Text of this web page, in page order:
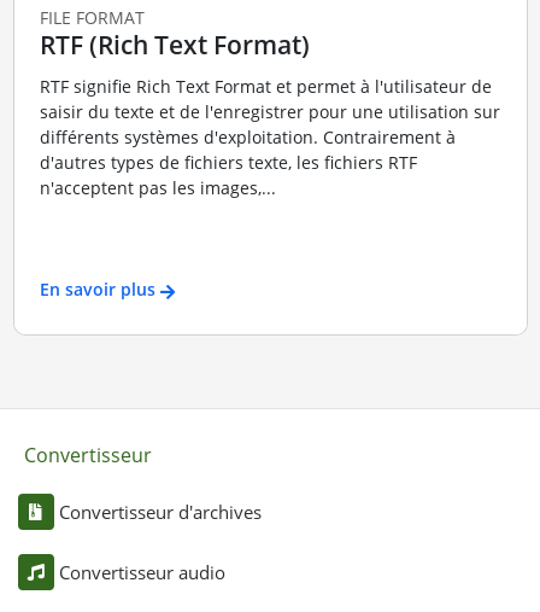
FILE FORMAT
RTF (Rich Text Format)
RTF signifie Rich Text Format et permet à l'utilisateur de
saisir du texte et de l'enregistrer pour une utilisation sur
différents systèmes d'exploitation. Contrairement à
d'autres types de fichiers texte, les fichiers RTF
n'acceptent pas les images,...
En savoir plus
Convertisseur
Convertisseur d'archives
Convertisseur audio